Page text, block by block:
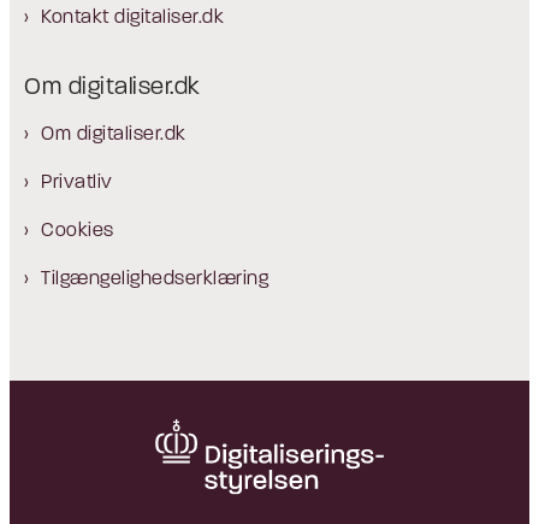
Kontakt digitaliser.dk
Om digitaliser.dk
Om digitaliser.dk
Privatliv
Cookies
Tilgængelighedserklæring